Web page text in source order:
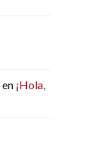
en ¡Hola,